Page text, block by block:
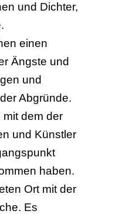
und Dichter,
einen
Ängste und
und
Abgründe.
dem der
und Künstler
haben.
Ort mit der
Es